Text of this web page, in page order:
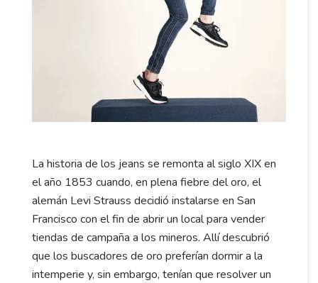
La historia de los jeans se remonta al siglo XIX en
el año 1853 cuando, en plena fiebre del oro, el
alemán Levi Strauss decidió instalarse en San
Francisco con el fin de abrir un local para vender
tiendas de campaña a los mineros. Allí descubrió
que los buscadores de oro preferían dormir a la
intemperie y, sin embargo, tenían que resolver un